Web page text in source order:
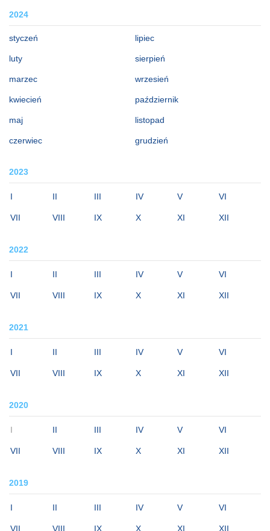
2024
styczeń
luty
marzec
kwiecień
maj
czerwiec
lipiec
sierpień
wrzesień
październik
listopad
grudzień
2023
I II III IV V VI
VII VIII IX X XI XII
2022
I II III IV V VI
VII VIII IX X XI XII
2021
I II III IV V VI
VII VIII IX X XI XII
2020
I II III IV V VI
VII VIII IX X XI XII
2019
I II III IV V VI
VII VIII IX X XI XII